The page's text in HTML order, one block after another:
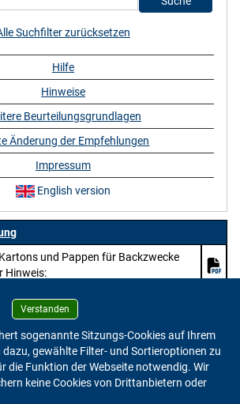
und Pappen für Backzwecke
Hinweis:
pruefung-des-entwurfs-zur-
der-bfr-empfehlungen-zu-papier-
pappe-im-lebensmittelkontakt/)
Suchfilter zurücksetzen
Hilfe
Hinweise
Beurteilungsgrundlagen
Änderung der Empfehlungen
Impressum
English version
Verstanden
sogenannte Sitzungs-Cookies auf Ihrem
dazu, gewählte Filter- und Sortieroptionen zu
die Funktion der Webseite notwendig. Wir
keine Cookies von Drittanbietern oder